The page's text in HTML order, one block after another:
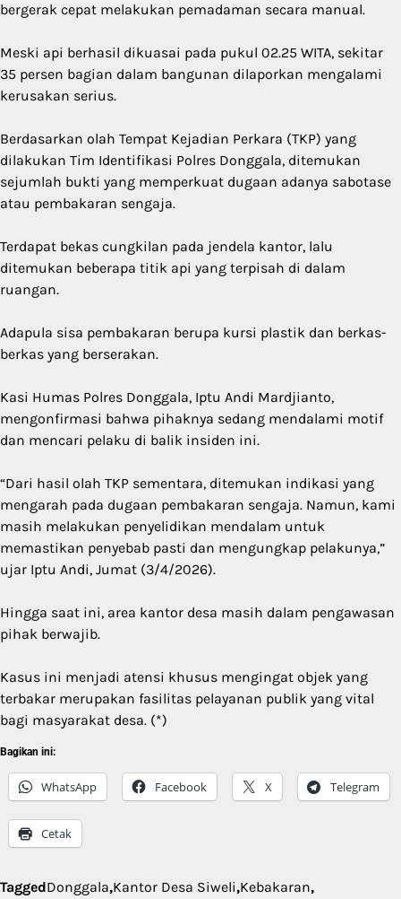
bergerak cepat melakukan pemadaman secara manual.
Meski api berhasil dikuasai pada pukul 02.25 WITA, sekitar
35 persen bagian dalam bangunan dilaporkan mengalami
kerusakan serius.
Berdasarkan olah Tempat Kejadian Perkara (TKP) yang
dilakukan Tim Identifikasi Polres Donggala, ditemukan
sejumlah bukti yang memperkuat dugaan adanya sabotase
atau pembakaran sengaja.
Terdapat bekas cungkilan pada jendela kantor, lalu
ditemukan beberapa titik api yang terpisah di dalam
ruangan.
Adapula sisa pembakaran berupa kursi plastik dan berkas-
berkas yang berserakan.
Kasi Humas Polres Donggala, Iptu Andi Mardjianto,
mengonfirmasi bahwa pihaknya sedang mendalami motif
dan mencari pelaku di balik insiden ini.
“Dari hasil olah TKP sementara, ditemukan indikasi yang
mengarah pada dugaan pembakaran sengaja. Namun, kami
masih melakukan penyelidikan mendalam untuk
memastikan penyebab pasti dan mengungkap pelakunya,”
ujar Iptu Andi, Jumat (3/4/2026).
Hingga saat ini, area kantor desa masih dalam pengawasan
pihak berwajib.
Kasus ini menjadi atensi khusus mengingat objek yang
terbakar merupakan fasilitas pelayanan publik yang vital
bagi masyarakat desa. (*)
Bagikan ini:
WhatsApp Facebook X Telegram
Cetak
TaggedDonggala,Kantor Desa Siweli,Kebakaran,